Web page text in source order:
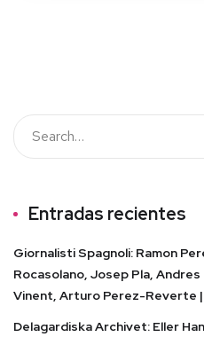
Entradas recientes
Giornalisti Spagnoli: Ramon
Rocasolano, Josep Pla,
Vinent, Arturo Perez-Reverte |
Delagardiska Archivet: Eller